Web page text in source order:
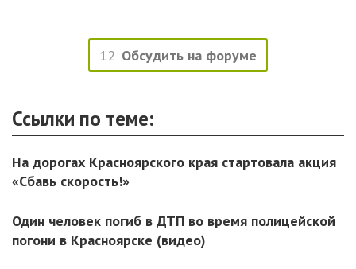
12 Обсудить на форуме
Ссылки по теме:
На дорогах Красноярского края стартовала акция
«Сбавь скорость!»
Один человек погиб в ДТП во время полицейской
погони в Красноярске (видео)